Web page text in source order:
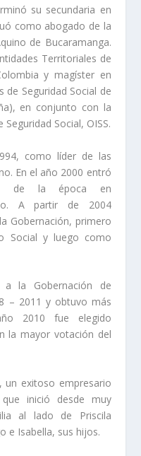
su secundaria en
como abogado de la
de Bucaramanga.
Territoriales de
y magíster en
de Seguridad Social de
en conjunto con la
Social, OISS.
como líder de las
En el año 2000 entró
de la época en
A partir de 2004
Gobernación, primero
Social y luego como
a la Gobernación de
– 2011 y obtuvo más
2010 fue elegido
la mayor votación del
un exitoso empresario
inició desde muy
al lado de Priscila
e Isabella, sus hijos.